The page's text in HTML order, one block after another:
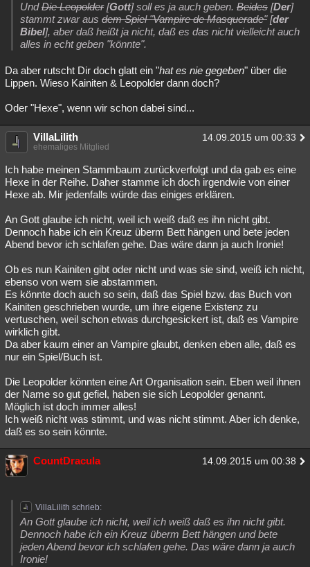
UndDie Leopolder[Gott] soll es ja auch geben. Beides [Der]
stammt zwar aus dem Spiel "Vampire de Masquerade"[der
Bibel], aber daß heißt ja nicht, daß es das nicht vielleicht auch
alles in echt geben "könnte".
Da aber rutscht Dir doch glatt ein "hat es nie gegeben" über die
Lippen. Wieso Kainiten & Leopolder dann doch?
Oder "Hexe", wenn wir schon dabei sind...
VillaLilith 14.09.2015 um 00:33
ehemaliges Mitglied
Ich habe meinen Stammbaum zurückverfolgt und da gab es eine
Hexe in der Reihe. Daher stamme ich doch irgendwie von einer
Hexe ab. Mir jedenfalls würde das einiges erklären.
An Gott glaube ich nicht, weil ich weiß daß es ihn nicht gibt.
Dennoch habe ich ein Kreuz überm Bett hängen und bete jeden
Abend bevor ich schlafen gehe. Das wäre dann ja auch Ironie!
Ob es nun Kainiten gibt oder nicht und was sie sind, weiß ich nicht,
ebenso von wem sie abstammen.
Es könnte doch auch so sein, daß das Spiel bzw. das Buch von
Kainiten geschrieben wurde, um ihre eigene Existenz zu
vertuschen, weil schon etwas durchgesickert ist, daß es Vampire
wirklich gibt.
Da aber kaum einer an Vampire glaubt, denken eben alle, daß es
nur ein Spiel/Buch ist.
Die Leopolder könnten eine Art Organisation sein. Eben weil ihnen
der Name so gut gefiel, haben sie sich Leopolder genannt.
Möglich ist doch immer alles!
Ich weiß nicht was stimmt, und was nicht stimmt. Aber ich denke,
daß es so sein könnte.
CountDracula 14.09.2015 um 00:38
VillaLilith schrieb:
An Gott glaube ich nicht, weil ich weiß daß es ihn nicht gibt.
Dennoch habe ich ein Kreuz überm Bett hängen und bete
jeden Abend bevor ich schlafen gehe. Das wäre dann ja auch
Ironie!